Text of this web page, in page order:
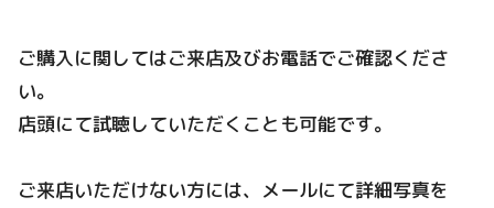
ご購入に関してはご来店及びお電話でご確認くださ
い。
店頭にて試聴していただくことも可能です。
ご来店いただけない方には、メールにて詳細写真を